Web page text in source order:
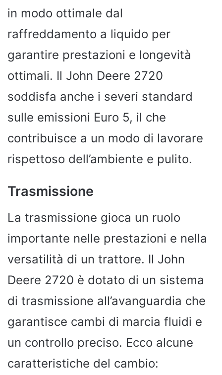
in modo ottimale dal
raffreddamento a liquido per
garantire prestazioni e longevità
ottimali. Il John Deere 2720
soddisfa anche i severi standard
sulle emissioni Euro 5, il che
contribuisce a un modo di lavorare
rispettoso dell’ambiente e pulito.
Trasmissione
La trasmissione gioca un ruolo
importante nelle prestazioni e nella
versatilità di un trattore. Il John
Deere 2720 è dotato di un sistema
di trasmissione all’avanguardia che
garantisce cambi di marcia fluidi e
un controllo preciso. Ecco alcune
caratteristiche del cambio: